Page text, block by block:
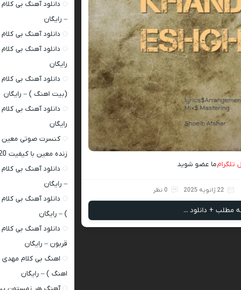
تلگرامما عضو شوید
22 ژانویه 2025 0 نظر
مطلب + دانلود ...
دانلود آهنگ بی
– رایگان
دانلود آهنگ بی
دانلود آهنگ بی
رایگان
دانلود آهنگ بی
(بیت اهنگ ) – رایگان
دانلود آهنگ بی
رایگان
کنسرت صوتی معین
زنده معین با کیفیت 320 و 128
دانلود آهنگ بی
– رایگان
دانلود آهنگ بی
) – رایگان
دانلود آهنگ بی
قربون – رایگان
اهنگ بی کلام
اهنگ ) – رایگان